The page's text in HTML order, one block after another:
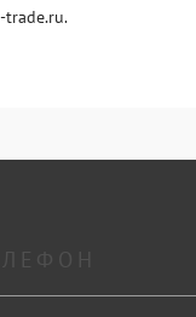
trade.ru.